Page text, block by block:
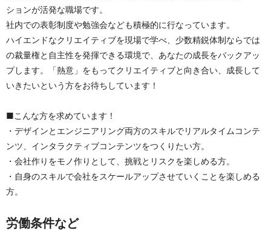
ションが活発な職場です。
社内での表彰制度や勉強会なども積極的に行なっています。
ハイエンドなクリエイティブを現場で学べ、少数精鋭体制ならでは
の裁量権と自主性を発揮できる環境で、あなたの成長をバックアッ
プします。「熱意」をもってクリエイティブと向き合い、成長して
いきたいという方をお待ちしています！
■こんな方を求めています！
・デザインとエンジニアリング両方のスキルでリアルタイムコンテ
ンツ、インタラクティブコンテンツをつくりたい方。
・会社作りをモノ作りとして、挑戦とリスクを楽しめる方。
・自身のスキルで会社をスケールアップさせていくことを楽しめる
方。
労働条件など